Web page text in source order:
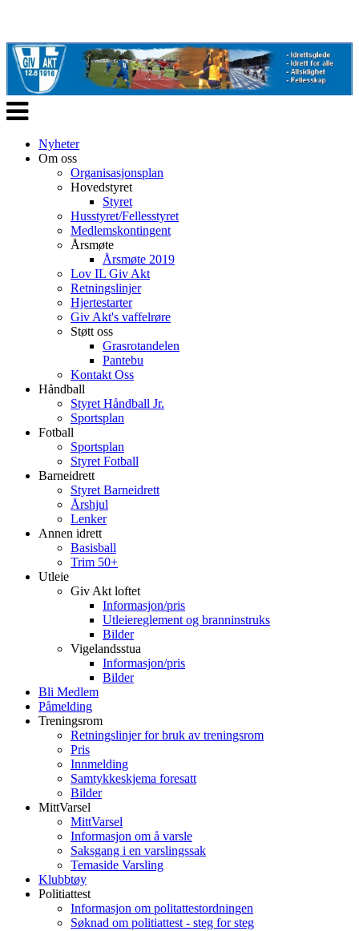
Veksle
navigasjon
Nyheter
Om oss
Organisasjonsplan
Hovedstyret
Styret
Husstyret/Fellesstyret
Medlemskontingent
Årsmøte
Årsmøte 2019
Lov IL Giv Akt
Retningslinjer
Hjertestarter
Giv Akt's vaffelrøre
Støtt oss
Grasrotandelen
Pantebu
Kontakt Oss
Håndball
Styret Håndball Jr.
Sportsplan
Fotball
Sportsplan
Styret Fotball
Barneidrett
Styret Barneidrett
Årshjul
Lenker
Annen idrett
Basisball
Trim 50+
Utleie
Giv Akt loftet
Informasjon/pris
Utleiereglement og branninstruks
Bilder
Vigelandsstua
Informasjon/pris
Bilder
Bli Medlem
Påmelding
Treningsrom
Retningslinjer for bruk av treningsrom
Pris
Innmelding
Samtykkeskjema foresatt
Bilder
MittVarsel
MittVarsel
Informasjon om å varsle
Saksgang i en varslingssak
Temaside Varsling
Klubbtøy
Politiattest
Informasjon om politattestordningen
Søknad om politiattest - steg for steg